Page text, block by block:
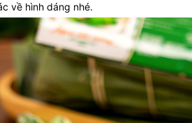
về hình dáng nhé.